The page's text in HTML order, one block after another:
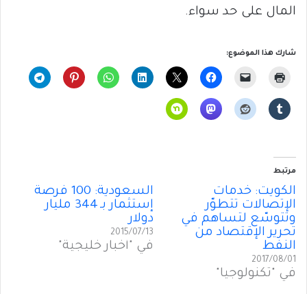
المال على حد سواء.
شارك هذا الموضوع:
مرتبط
الكويت: خدمات
الإتصالات تتطوّر
وتتوسّع لتساهم في
تحرير الإقتصاد من
النفط
2017/08/01
في "تكنولوجيا"
السعودية: 100 فرصة
إستثمار بـ 344 مليار
دولار
2015/07/13
في "أخبار خليجية"